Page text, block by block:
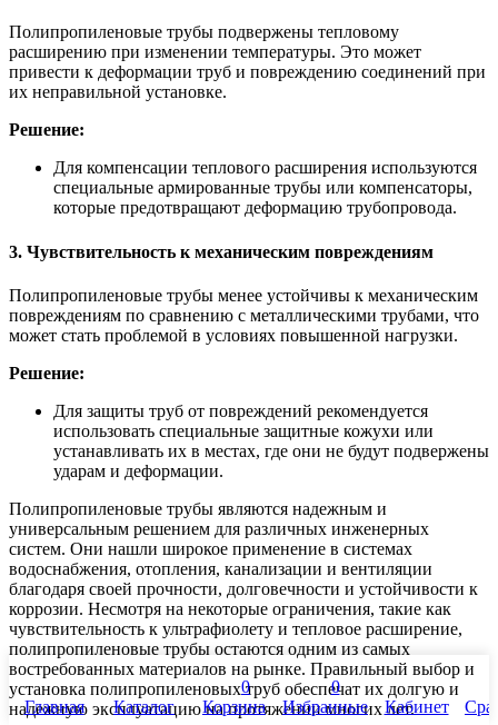
Полипропиленовые трубы подвержены тепловому
расширению при изменении температуры. Это может
привести к деформации труб и повреждению соединений при
их неправильной установке.
Решение:
Для компенсации теплового расширения используются
специальные армированные трубы или компенсаторы,
которые предотвращают деформацию трубопровода.
3. Чувствительность к механическим повреждениям
Полипропиленовые трубы менее устойчивы к механическим
повреждениям по сравнению с металлическими трубами, что
может стать проблемой в условиях повышенной нагрузки.
Решение:
Для защиты труб от повреждений рекомендуется
использовать специальные защитные кожухи или
устанавливать их в местах, где они не будут подвержены
ударам и деформации.
Полипропиленовые трубы являются надежным и
универсальным решением для различных инженерных
систем. Они нашли широкое применение в системах
водоснабжения, отопления, канализации и вентиляции
благодаря своей прочности, долговечности и устойчивости к
коррозии. Несмотря на некоторые ограничения, такие как
чувствительность к ультрафиолету и тепловое расширение,
полипропиленовые трубы остаются одним из самых
востребованных материалов на рынке. Правильный выбор и
установка полипропиленовых труб обеспечат их долгую и
надежную эксплуатацию на протяжении многих лет.
Главная Каталог
0
Корзина
0
Избранные
Кабинет